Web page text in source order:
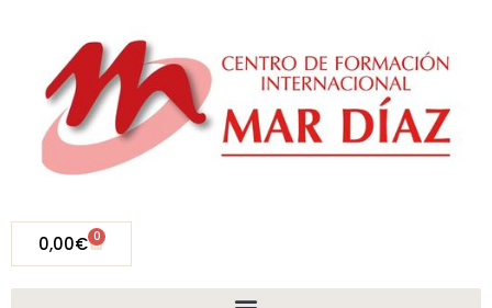
0,00€ 0